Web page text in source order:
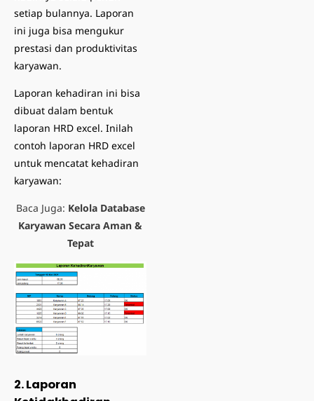
setiap bulannya. Laporan
ini juga bisa mengukur
prestasi dan produktivitas
karyawan.
Laporan kehadiran ini bisa
dibuat dalam bentuk
laporan HRD excel. Inilah
contoh laporan HRD excel
untuk mencatat kehadiran
karyawan:
Baca Juga: Kelola Database
Karyawan Secara Aman &
Tepat
2. Laporan